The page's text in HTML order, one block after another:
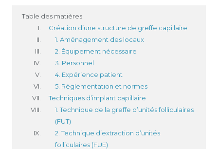
Table des matières
Création d’une structure de greffe capillaire
1. Aménagement des locaux
2. Équipement nécessaire
3. Personnel
4. Expérience patient
5. Réglementation et normes
Techniques d’implant capillaire
1. Technique de la greffe d’unités folliculaires
(FUT)
2. Technique d’extraction d’unités
folliculaires (FUE)